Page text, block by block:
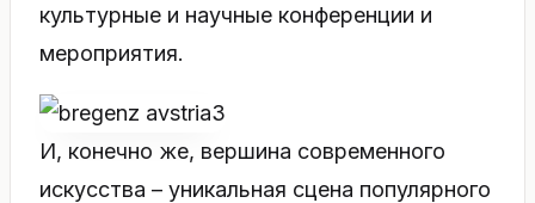
культурные и научные конференции и
мероприятия.
И, конечно же, вершина современного
искусства – уникальная сцена популярного